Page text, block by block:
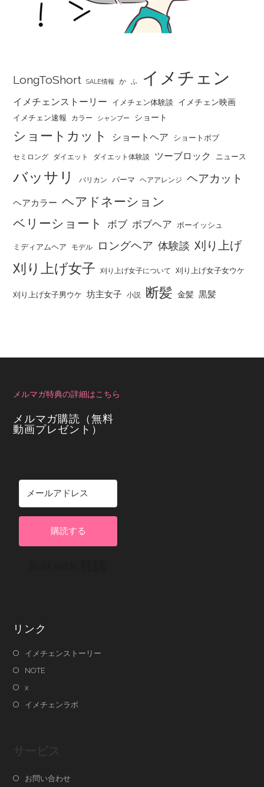
LongToShort SALE情報 か ふ イメチェン
イメチェンストーリー イメチェン体験談 イメチェン映画
イメチェン速報 カラー シャンプー ショート
ショートカット ショートヘア ショートボブ
セミロング ダイエット ダイエット体験談 ツーブロック ニュース
バッサリ バリカン パーマ ヘアアレンジ ヘアカット
ヘアカラー ヘアドネーション
ベリーショート
ボブ ボブヘア ボーイッシュ
ミディアムヘア モデル ロングヘア 体験談 刈り上げ
刈り上げ女子 刈り上げ女子について 刈り上げ女子女ウケ
刈り上げ女子男ウケ 坊主女子 小説 断髪 金髪 黒髪
メルマガ特典の詳細はこちら
メルマガ購読（無料
動画プレゼント）
購読する
リンク
イメチェンストーリー
NOTE
x
イメチェンラボ
お問い合わせ